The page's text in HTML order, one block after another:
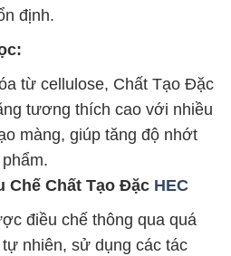
định.
từ cellulose, Chất Tạo Đặc
tương thích cao với nhiều
màng, giúp tăng độ nhớt
Chế Chất Tạo Đặc HEC
điều chế thông qua quá
nhiên, sử dụng các tác